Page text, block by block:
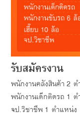
รับสมัครงาน
พนักงานคลังสินค้า 2
พนักงานเด็กติดรถ 1
จป.วิชาชีพ 1 ตำแหน่ง